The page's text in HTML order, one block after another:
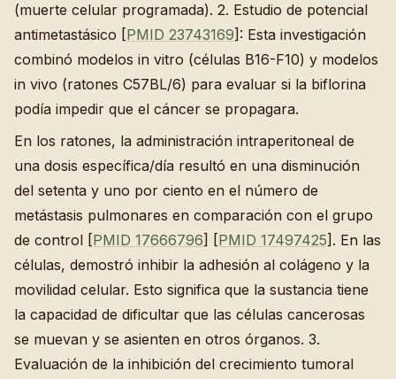
(muerte celular programada). 2. Estudio de potencial
antimetastásico [PMID 23743169]: Esta investigación
combinó modelos in vitro (células B16-F10) y modelos
in vivo (ratones C57BL/6) para evaluar si la biflorina
podía impedir que el cáncer se propagara.
En los ratones, la administración intraperitoneal de
una dosis específica/día resultó en una disminución
del setenta y uno por ciento en el número de
metástasis pulmonares en comparación con el grupo
de control [PMID 17666796] [PMID 17497425]. En las
células, demostró inhibir la adhesión al colágeno y la
movilidad celular. Esto significa que la sustancia tiene
la capacidad de dificultar que las células cancerosas
se muevan y se asienten en otros órganos. 3.
Evaluación de la inhibición del crecimiento tumoral